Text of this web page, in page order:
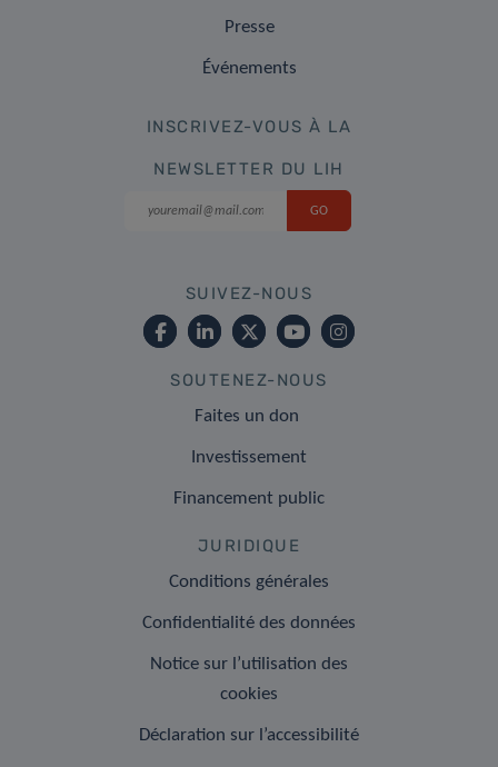
Presse
Événements
INSCRIVEZ-VOUS À LA
NEWSLETTER DU LIH
SUIVEZ-NOUS
SOUTENEZ-NOUS
Faites un don
Investissement
Financement public
JURIDIQUE
Conditions générales
Confidentialité des données
Notice sur l’utilisation des
cookies
Déclaration sur l’accessibilité